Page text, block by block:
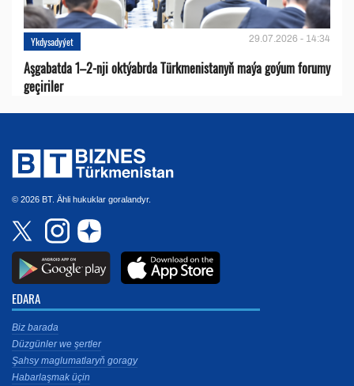
Ykdysadyýet 29.07.2026 - 14:34
Aşgabatda 1–2-nji oktýabrda Türkmenistanyň maýa goýum forumy
geçiriler
© 2026 BT. Ähli hukuklar goralandyr.
EDARA
Biz barada
Düzgünler we şertler
Şahsy maglumatlaryň goragy
Habarlaşmak üçin